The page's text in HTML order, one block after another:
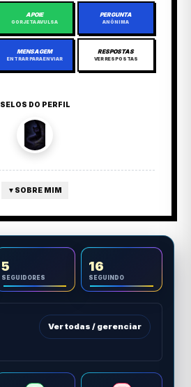
APOIE
GORJETA AVULSA
PERGUNTA
ANÔNIMA
MENSAGEM
ENTRAR PARA ENVIAR
RESPOSTAS
VER RESPOSTAS
SELOS DO PERFIL
▼ SOBRE MIM
5
SEGUIDORES
16
SEGUINDO
Ver todas / gerenciar